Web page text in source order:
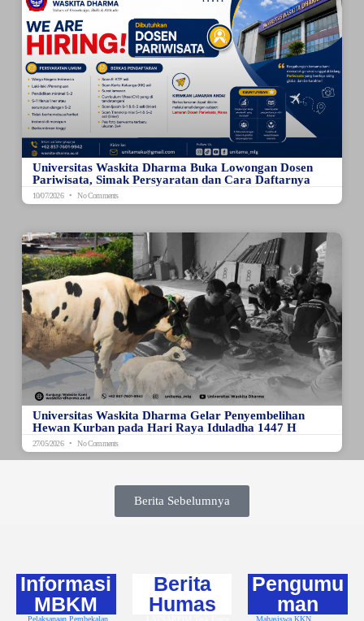
Universitas Waskita Dharma Buka Lowongan Dosen
Pariwisata, Simak Persyaratan dan Cara Daftarnya
10/07/2026 No Comments
Universitas Waskita Dharma Gelar Penyembelihan
Hewan Kurban pada Hari Raya Iduladha 1447 H
27/05/2026 No Comments
Berita Sebelumnya
Informasi
MBKM
Pelaksanaan Pembekalan
Berita
Humas
Pengumu
man
Mahasiswa KKN